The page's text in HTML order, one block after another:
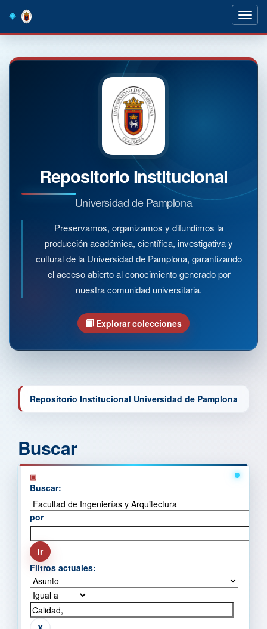
navigation
Repositorio Institucional
Universidad de Pamplona
Preservamos, organizamos y difundimos la
producción académica, científica, investigativa y
cultural de la Universidad de Pamplona, garantizando
el acceso abierto al conocimiento generado por
nuestra comunidad universitaria.
Explorar colecciones
Repositorio Institucional Universidad de Pamplona
Buscar
Buscar:
por
Filtros actuales: